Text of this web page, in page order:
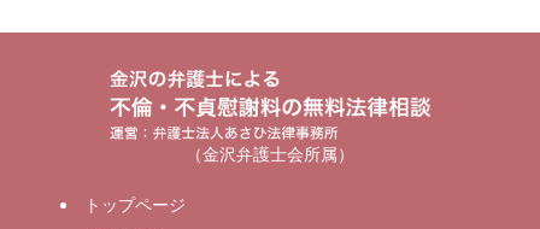
（金沢弁護士会所属）
トップページ